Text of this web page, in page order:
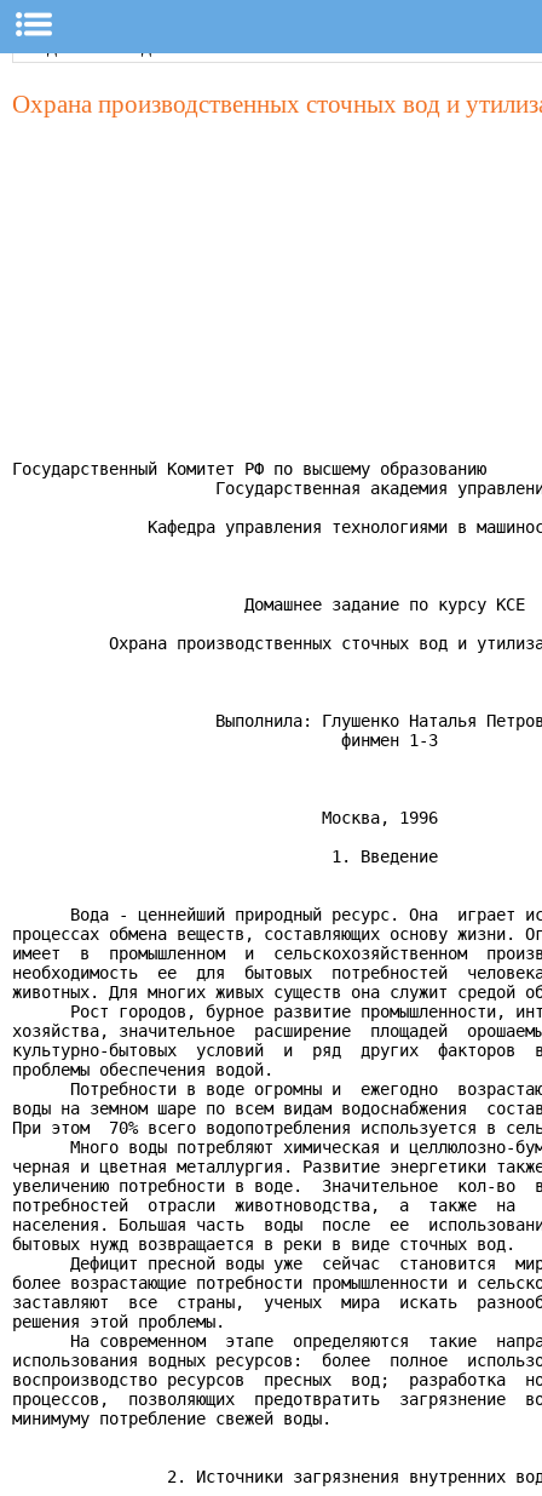
Охрана производственных сточных вод и
Государственный Комитет РФ по высшему образованию
Государственная академия
Кафедра управления технологиями в
                        Домашнее задание по курсу КСЕ
Охрана производственных сточных вод и
Выполнила: Глушенко Наталья
                                  финмен 1-3
                                Москва, 1996
                                 1. Введение
Вода - ценнейший природный ресурс. Она  играет
процессах обмена веществ, составляющих основу жизни.
имеет  в  промышленном  и  сельскохозяйственном
необходимость  ее  для  бытовых  потребностей
животных. Для многих живых существ она служит средой
Рост городов, бурное развитие промышленности,
хозяйства, значительное  расширение  площадей
культурно-бытовых  условий  и  ряд  других  факторов
проблемы обеспечения водой.
Потребности в воде огромны и  ежегодно
воды на земном шаре по всем видам водоснабжения
При этом  70% всего водопотребления используется в
Много воды потребляют химическая и целлюлозно-
черная и цветная металлургия. Развитие энергетики
увеличению потребности в воде.  Значительное  кол-во
потребностей  отрасли  животноводства,  а  также  на
населения. Большая часть  воды  после  ее
бытовых нужд возвращается в реки в виде сточных вод.
Дефицит пресной воды уже  сейчас  становится
более возрастающие потребности промышленности и
заставляют  все  страны,  ученых  мира  искать
решения этой проблемы.
На современном  этапе  определяются  такие
использования водных ресурсов:  более  полное
воспроизводство ресурсов  пресных  вод;  разработка
процессов,  позволяющих  предотвратить  загрязнение
минимуму потребление свежей воды.
2. Источники загрязнения внутренних